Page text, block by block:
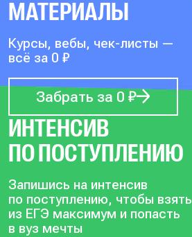
МАТЕРИАЛЫ
Курсы, вебы, чек-листы —
всё за 0 ₽
Забрать за 0 ₽
ИНТЕНСИВ
ПО ПОСТУПЛЕНИЮ
Запишись на интенсив
по поступлению, чтобы взять
из ЕГЭ максимум и попасть
в вуз мечты